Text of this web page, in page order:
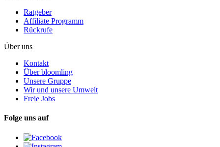
Ratgeber
Affiliate Programm
Rückrufe
Über uns
Kontakt
Über bloomling
Unsere Gruppe
Wir und unsere Umwelt
Freie Jobs
Folge uns auf